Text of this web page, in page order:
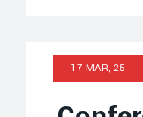
17 MAR, 25